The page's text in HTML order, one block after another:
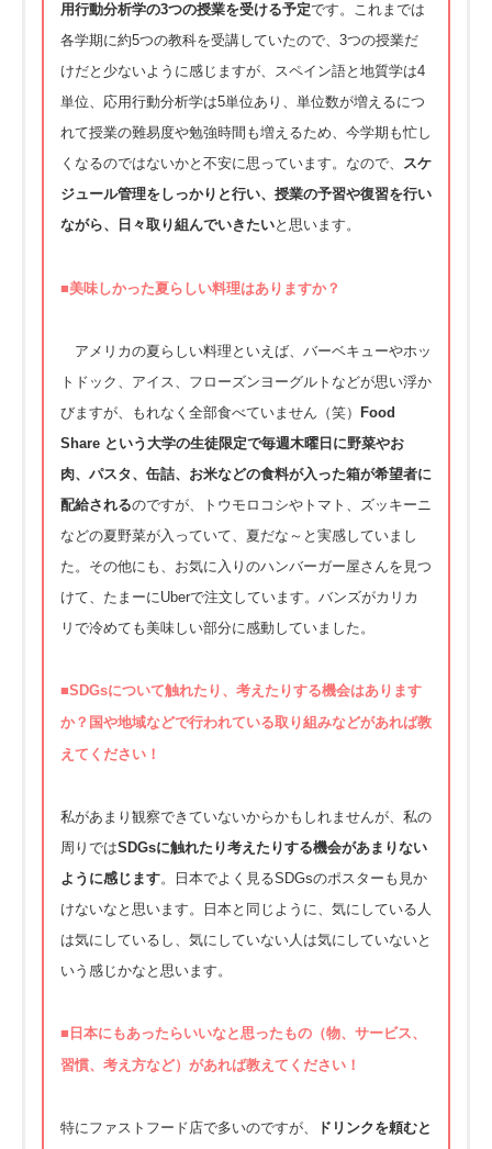
用行動分析学の3つの授業を受ける予定です。これまでは
各学期に約5つの教科を受講していたので、3つの授業だ
けだと少ないように感じますが、スペイン語と地質学は4
単位、応用行動分析学は5単位あり、単位数が増えるにつ
れて授業の難易度や勉強時間も増えるため、今学期も忙し
くなるのではないかと不安に思っています。なので、 スケ
ジュール管理をしっかりと行い、授業の予習や復習を行い
ながら、日々取り組んでいきたいと思います。
■美味しかった夏らしい料理はありますか？
アメリカの夏らしい料理といえば、バーベキューやホッ
トドック、アイス、フローズンヨーグルトなどが思い浮か
びますが、もれなく全部食べていません（笑） Food
Share という大学の生徒限定で毎週木曜日に野菜やお
肉、パスタ、缶詰、お米などの食料が入った箱が希望者に
配給されるのですが、トウモロコシやトマト、ズッキーニ
などの夏野菜が入っていて、夏だな～と実感していまし
た。その他にも、お気に入りのハンバーガー屋さんを見つ
けて、たまーにUberで注文しています。バンズがカリカ
リで冷めても美味しい部分に感動していました。
■SDGsについて触れたり、考えたりする機会はあります
か？国や地域などで行われている取り組みなどがあれば教
えてください！
私があまり観察できていないからかもしれませんが、私の
周りではSDGsに触れたり考えたりする機会があまりない
ように感じます。日本でよく見るSDGsのポスターも見か
けないなと思います。日本と同じように、気にしている人
は気にしているし、気にしていない人は気にしていないと
いう感じかなと思います。
■ 日本にもあったらいいなと思ったもの（物、サービス、
習慣、考え方など）があれば教えてください！
特にファストフード店で多いのですが、 ドリンクを頼むと